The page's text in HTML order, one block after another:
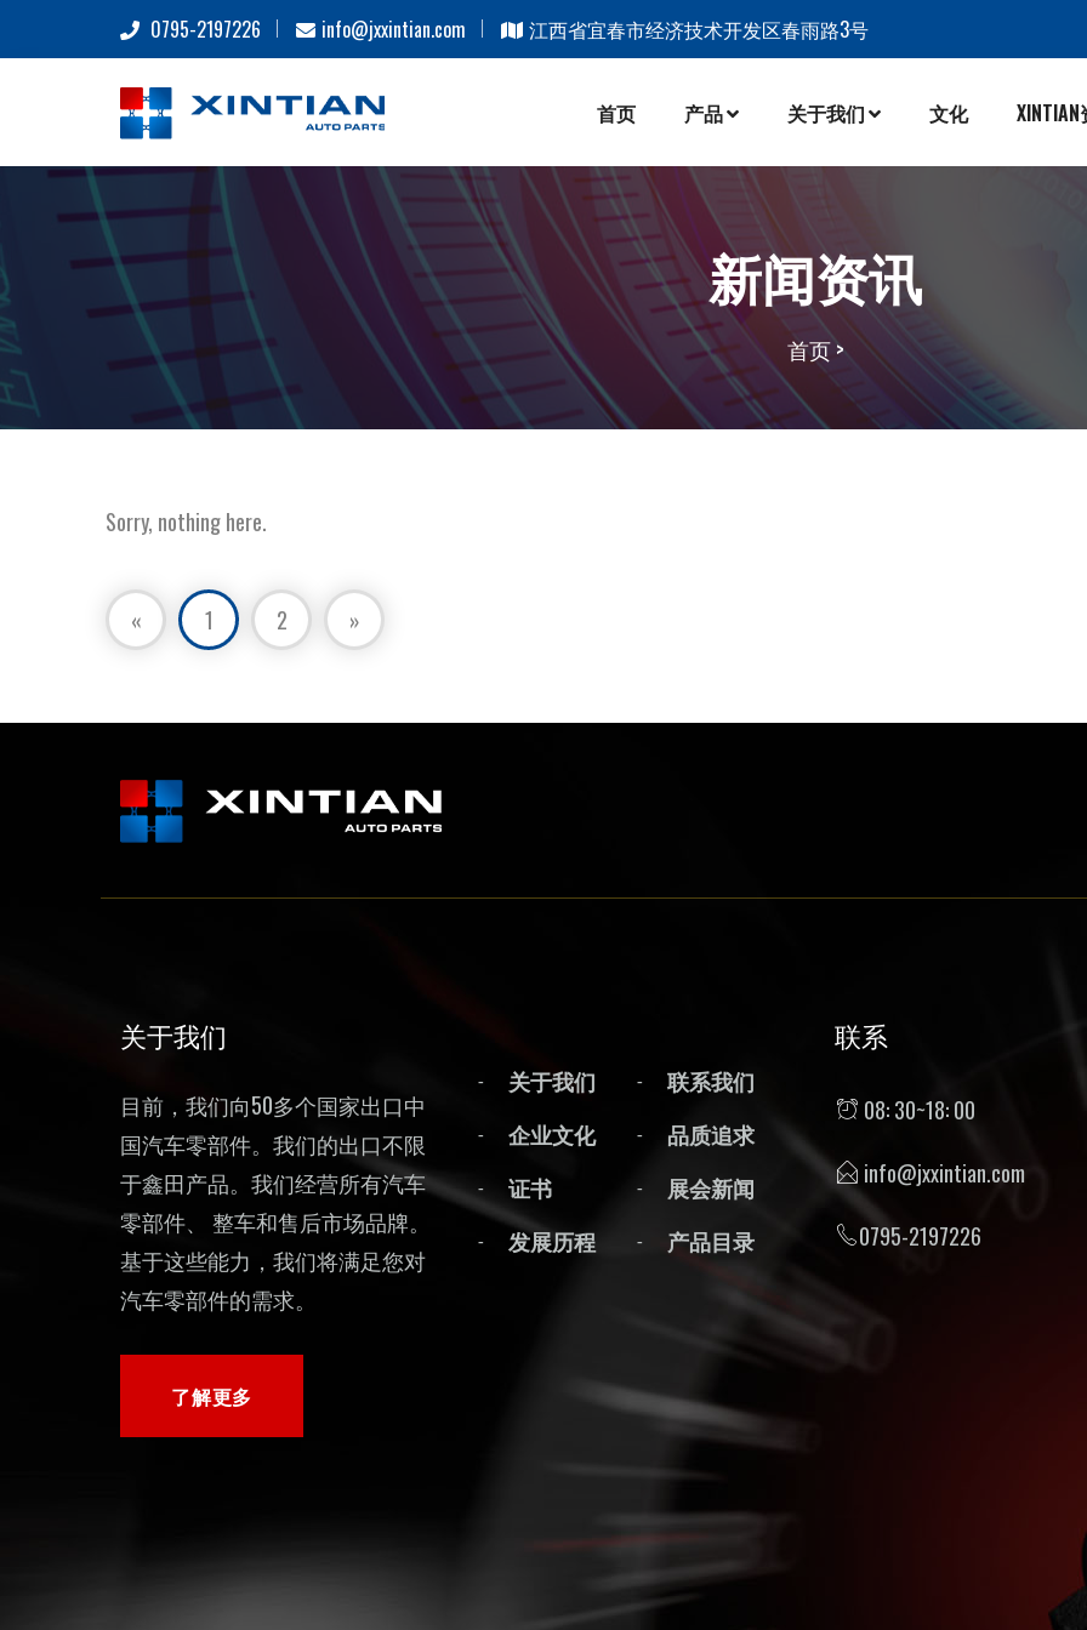
0795-2197226 info@jxxintian.com 江西省宜春市经济技术开发区春雨路3号
首页 产品 关于我们 文化
新闻资讯
首页>
Sorry, nothing here.
« 1 2 »
关于我们
目前，我们向50多个国家出口中
国汽车零部件。我们的出口不限
于鑫田产品。我们经营所有汽车
零部件、 整车和售后市场品牌。
基于这些能力，我们将满足您对
汽车零部件的需求。
了解更多
关于我们
联系我们
企业文化
品质追求
证书
展会新闻
发展历程
产品目录
联系
08: 30~18: 00
info@jxxintian.com
0795-2197226